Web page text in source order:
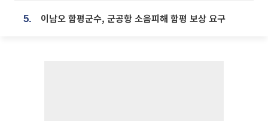
5. 이남오 함평군수, 군공항 소음피해 함평 보상 요구